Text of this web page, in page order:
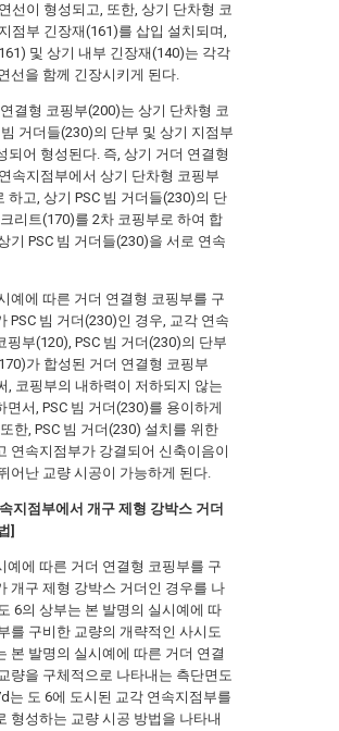
선이 형성되고, 또한, 상기 단차형 코
점부 긴장재(161)를 삽입 설치되며,
및 상기 내부 긴장재(140)는 각각
선을 함께 긴장시키게 된다.
결형 코핑부(200)는 상기 단차형 코
거더들(230)의 단부 및 상기 지점부
되어 형성된다. 즉, 상기 거더 연결형
속지점부에서 상기 단차형 코핑부
하고, 상기 PSC 빔 거더들(230)의 단
리트(170)를 2차 코핑부로 하여 합
기 PSC 빔 거더들(230)을 서로 연속
예에 따른 거더 연결형 코핑부를 구
PSC 빔 거더(230)인 경우, 교각 연속
핑부(120), PSC 빔 거더(230)의 단부
가 합성된 거더 연결형 코핑부
, 코핑부의 내하력이 저하되지 않는
서, PSC 빔 거더(230)를 용이하게
한, PSC 빔 거더(230) 설치를 위한
연속지점부가 강결되어 신축이음이
어난 교량 시공이 가능하게 된다.
지점부에서 개구 제형 강박스 거더
]
예에 따른 거더 연결형 코핑부를 구
개구 제형 강박스 거더인 경우를 나
6의 상부는 본 발명의 실시예에 따
를 구비한 교량의 개략적인 사시도
본 발명의 실시예에 따른 거더 연결
량을 구체적으로 나타내는 측단면도
는 도 6에 도시된 교각 연속지점부를
형성하는 교량 시공 방법을 나타내